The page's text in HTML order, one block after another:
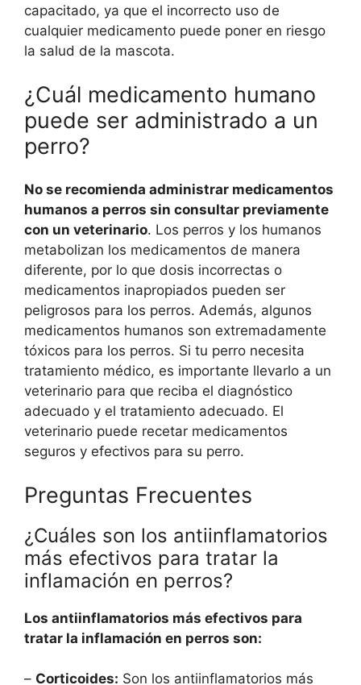
capacitado, ya que el incorrecto uso de
cualquier medicamento puede poner en riesgo
la salud de la mascota.
¿Cuál medicamento humano
puede ser administrado a un
perro?
No se recomienda administrar medicamentos
humanos a perros sin consultar previamente
con un veterinario. Los perros y los humanos
metabolizan los medicamentos de manera
diferente, por lo que dosis incorrectas o
medicamentos inapropiados pueden ser
peligrosos para los perros. Además, algunos
medicamentos humanos son extremadamente
tóxicos para los perros. Si tu perro necesita
tratamiento médico, es importante llevarlo a un
veterinario para que reciba el diagnóstico
adecuado y el tratamiento adecuado. El
veterinario puede recetar medicamentos
seguros y efectivos para su perro.
Preguntas Frecuentes
¿Cuáles son los antiinflamatorios
más efectivos para tratar la
inflamación en perros?
Los antiinflamatorios más efectivos para
tratar la inflamación en perros son:
– Corticoides: Son los antiinflamatorios más